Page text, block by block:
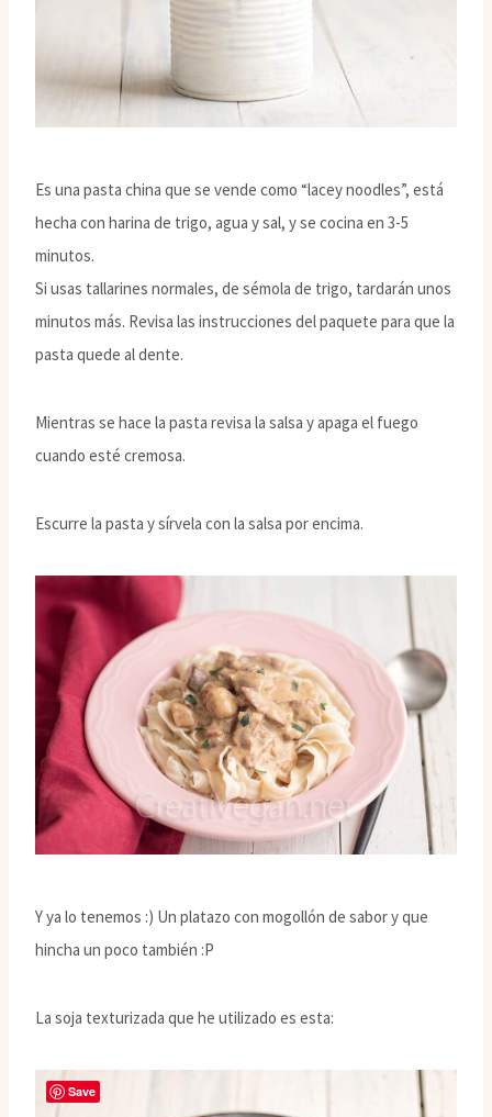
Es una pasta china que se vende como “lacey noodles”, está
hecha con harina de trigo, agua y sal, y se cocina en 3-5
minutos.
Si usas tallarines normales, de sémola de trigo, tardarán unos
minutos más. Revisa las instrucciones del paquete para que la
pasta quede al dente.
Mientras se hace la pasta revisa la salsa y apaga el fuego
cuando esté cremosa.
Escurre la pasta y sírvela con la salsa por encima.
Y ya lo tenemos :) Un platazo con mogollón de sabor y que
hincha un poco también :P
La soja texturizada que he utilizado es esta:
Save